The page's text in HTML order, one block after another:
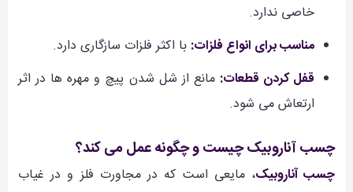
خاصی ندارد.
مناسب برای انواع فلزات: با اکثر فلزات سازگاری دارد.
قفل کردن قطعات: مانع از شل شدن پیچ و مهره ها در اثر
ارتعاش می شود.
چسب آناروبیک چیست و چگونه عمل می کند؟
چسب آناروبیک، مایعی است که در مجاورت فلز و در غیاب